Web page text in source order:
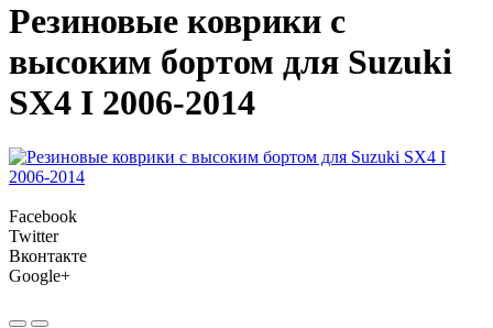
Резиновые коврики с
высоким бортом для Suzuki
SX4 I 2006-2014
Facebook
Twitter
Вконтакте
Google+